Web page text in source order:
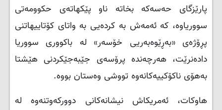
پارێزگای حەسەکە بخاتە ناو پێکهاتەی حکوومەتی
سووریاوە، کە ئەمەش بە کردەیی بە واتای کۆتاییهاتنی
پڕۆژەی «بەڕێوەبەریی خۆسەر» لە باکووری سووریا
دادەنرێت، هەرچەندە پرۆسەی جێبەجێکردنی هێشتا
بەهۆی ناکۆکییەکانەوە تووشی وەستان بووە.
هاوکات، ئەمریکاش نیشانەکانی دوورکەوتنەوە لە